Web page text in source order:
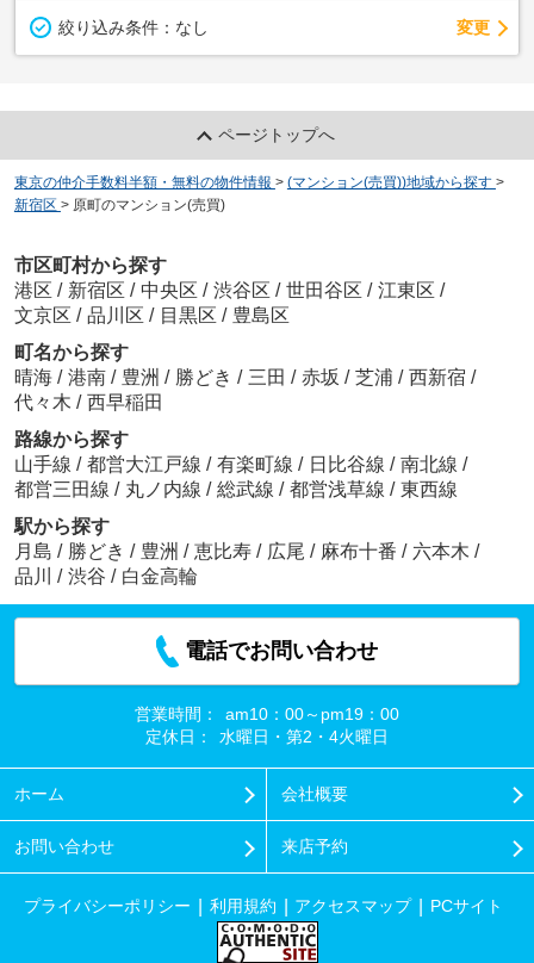
絞り込み条件： なし 変更
ページトップへ
東京の仲介手数料半額・無料の物件情報 > (マンション(売買))地域から探す >
新宿区 > 原町のマンション(売買)
市区町村から探す
港区 / 新宿区 / 中央区 / 渋谷区 / 世田谷区 / 江東区 /
文京区 / 品川区 / 目黒区 / 豊島区
町名から探す
晴海 / 港南 / 豊洲 / 勝どき / 三田 / 赤坂 / 芝浦 / 西新宿 /
代々木 / 西早稲田
路線から探す
山手線 / 都営大江戸線 / 有楽町線 / 日比谷線 / 南北線 /
都営三田線 / 丸ノ内線 / 総武線 / 都営浅草線 / 東西線
駅から探す
月島 / 勝どき / 豊洲 / 恵比寿 / 広尾 / 麻布十番 / 六本木 /
品川 / 渋谷 / 白金高輪
電話でお問い合わせ
営業時間：
am10：00～pm19：00
定休日：
水曜日・第2・4火曜日
ホーム 会社概要
お問い合わせ 来店予約
プライバシーポリシー 利用規約 アクセスマップ PCサイト